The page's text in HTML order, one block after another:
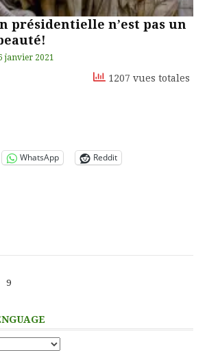
présidentielle n’est pas un
janvier 2021
1207 vues totales
WhatsApp Reddit
Page
9